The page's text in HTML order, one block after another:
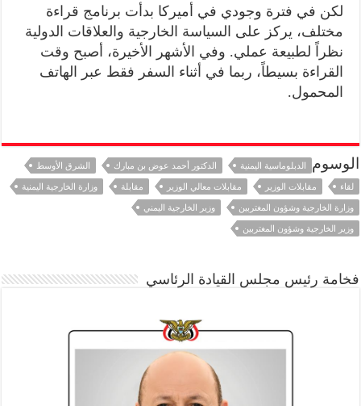
لكن في فترة وجودي في أميركا بدأت برنامج قراءة
مختلف، يركز على السياسة الخارجية والعلاقات الدولية
نظراً لطبيعة عملي. وفي الأشهر الأخيرة، أصبح وقت
القراءة بسيطاً، ربما في أثناء السفر فقط عبر الهاتف
المحمول.
الوسوم الدبلوماسية اليمنية الدكتور أحمد عوض بن مبارك
الشرق الأوسط
لقاء
مقابلات الوزير مقابلات معالي الوزير مقابلة
وزارة الخارجية اليمنية
وزارة الخارجية وشؤون المغتربين
وزير الخارجية اليمني
وزير الخارجية وشؤون المغتربين
فخامة رئيس مجلس القيادة الرئاسي